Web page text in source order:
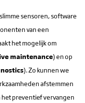
sensoren, software
van een
het mogelijk om
maintenance) en op
). Zo kunnen we
afstemmen
het preventief vervangen